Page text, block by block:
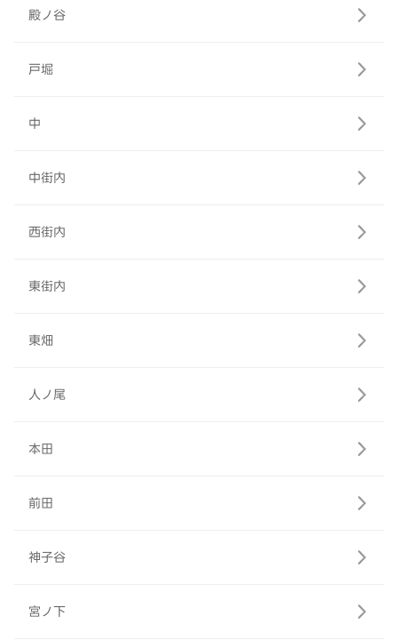
殿ノ谷
戸堀
中
中街内
西街内
東街内
東畑
人ノ尾
本田
前田
神子谷
宮ノ下